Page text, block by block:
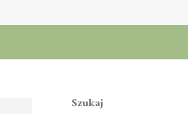
Szukaj